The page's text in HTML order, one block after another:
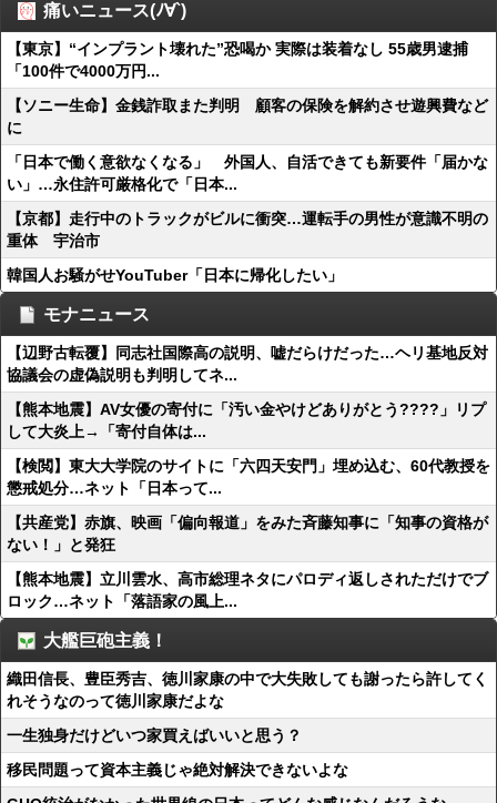
痛いニュース(ﾉ∀`)
【東京】“インプラント壊れた”恐喝か 実際は装着なし 55歳男逮捕
「100件で4000万円...
【ソニー生命】金銭詐取また判明 顧客の保険を解約させ遊興費など
に
「日本で働く意欲なくなる」 外国人、自活できても新要件「届かな
い」…永住許可厳格化で「日本...
【京都】走行中のトラックがビルに衝突…運転手の男性が意識不明の
重体 宇治市
韓国人お騒がせYouTuber「日本に帰化したい」
モナニュース
【辺野古転覆】同志社国際高の説明、嘘だらけだった…ヘリ基地反対
協議会の虚偽説明も判明してネ...
【熊本地震】AV女優の寄付に「汚い金やけどありがとう????」リプ
して大炎上→「寄付自体は...
【検閲】東大大学院のサイトに「六四天安門」埋め込む、60代教授を
懲戒処分…ネット「日本って...
【共産党】赤旗、映画「偏向報道」をみた斉藤知事に「知事の資格が
ない！」と発狂
【熊本地震】立川雲水、高市総理ネタにパロディ返しされただけでブ
ロック…ネット「落語家の風上...
大艦巨砲主義！
織田信長、豊臣秀吉、徳川家康の中で大失敗しても謝ったら許してく
れそうなのって徳川家康だよな
一生独身だけどいつ家買えばいいと思う？
移民問題って資本主義じゃ絶対解決できないよな